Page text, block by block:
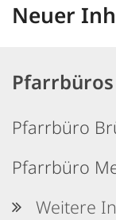
Neuer
Pfarrbüros
Pfarrbüro
Pfarrbüro
Weitere